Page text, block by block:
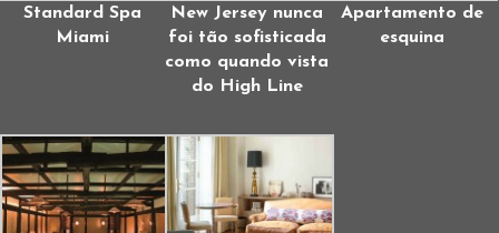
Standard Spa
Miami
New Jersey nunca
foi tão sofisticada
como quando vista
do High Line
Apartamento de
esquina